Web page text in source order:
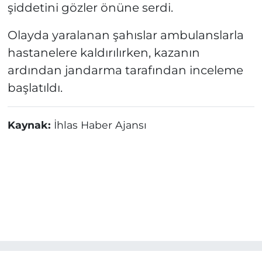
şiddetini gözler önüne serdi.
Olayda yaralanan şahıslar ambulanslarla
hastanelere kaldırılırken, kazanın
ardından jandarma tarafından inceleme
başlatıldı.
Kaynak: İhlas Haber Ajansı